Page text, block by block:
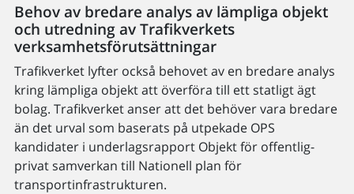
Behov av bredare analys av lämpliga objekt
och utredning av Trafikverkets
verksamhetsförutsättningar
Trafikverket lyfter också behovet av en bredare analys
kring lämpliga objekt att överföra till ett statligt ägt
bolag. Trafikverket anser att det behöver vara bredare
än det urval som baserats på utpekade OPS
kandidater i underlagsrapport Objekt för offentlig-
privat samverkan till Nationell plan för
transportinfrastrukturen.